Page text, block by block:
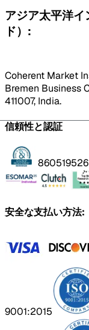
アジア太平洋
ド）:
Coherent Market
Bremen Business
411007, India.
信頼性と認証
860519526
安全な支払い方法:
9001:2015